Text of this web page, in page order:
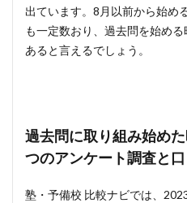
出ています。8月以前から始め
も一定数おり、過去問を始め
あると言えるでしょう。
過去問に取り組み始め
つのアンケート調査と口
塾・予備校 比較ナビでは、